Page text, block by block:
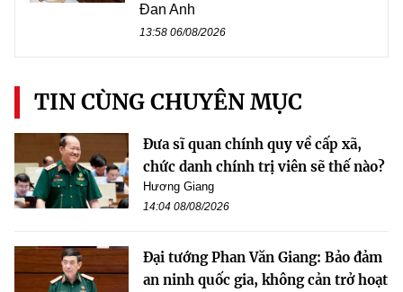
Đan Anh
13:58 06/08/2026
TIN CÙNG CHUYÊN MỤC
Đưa sĩ quan chính quy về cấp xã,
chức danh chính trị viên sẽ thế nào?
Hương Giang
14:04 08/08/2026
Đại tướng Phan Văn Giang: Bảo đảm
an ninh quốc gia, không cản trở hoạt